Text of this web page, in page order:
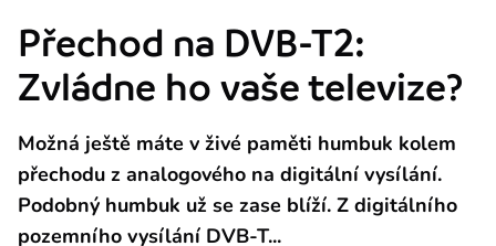
Naše závazky vůči zákazníkům
Seznamte se s našimi závazky a hodnotami, které jsou základem
O nás
O společnosti
Provident Financial s.r.o. působí na českém trhu již od roku 1997 a
Přechod na DVB-T2:
Zvládne ho vaše televize?
Možná ještě máte v živé paměti humbuk kolem
přechodu z analogového na digitální vysílání.
Podobný humbuk už se zase blíží. Z digitálního
pozemního vysílání DVB-T...